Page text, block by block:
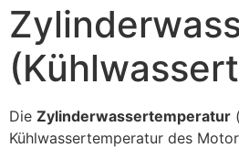
Die Zylinderwassertemperatur
Kühlwassertemperatur des